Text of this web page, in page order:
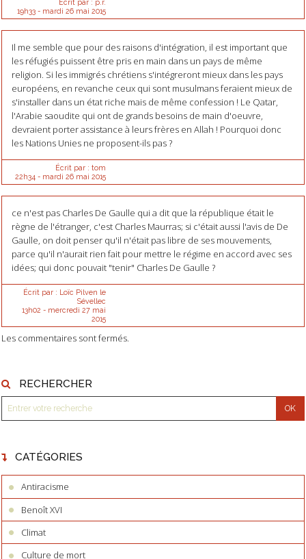
RECHERCHER
CATÉGORIES
Antiracisme
Benoît XVI
Climat
Culture de mort
Écrit par : p.r.
19h33- mardi 26 mai 2015
Il me semble que pour des raisons d'intégration, il est important que
les réfugiés puissent être pris en main dans un pays de même
religion. Si les immigrés chrétiens s'intégreront mieux dans les pays
européens, en revanche ceux qui sont musulmans feraient mieux de
s'installer dans un état riche mais de même confession ! Le Qatar,
l'Arabie saoudite qui ont de grands besoins de main d'oeuvre,
devraient porter assistance à leurs frères en Allah ! Pourquoi donc
les Nations Unies ne proposent-ils pas ?
Écrit par : tom
22h34 - mardi 26 mai 2015
ce n'est pas Charles De Gaulle qui a dit que la république était le
règne de l'étranger, c'est Charles Maurras; si c'était aussi l'avis de De
Gaulle, on doit penser qu'il n'était pas libre de ses mouvements,
parce qu'il n'aurait rien fait pour mettre le régime en accord avec ses
idées; qui donc pouvait "tenir" Charles De Gaulle ?
Écrit par : Loïc Pilven le
Sévellec
13h02 - mercredi 27 mai
2015
Les commentaires sont fermés.